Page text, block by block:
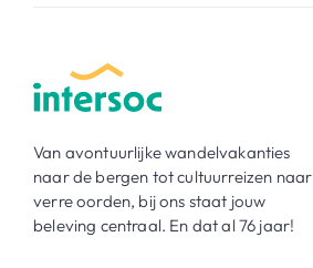
Van avontuurlijke wandelvakanties
naar de bergen tot cultuurreizen naar
verre oorden, bij ons staat jouw
beleving centraal. En dat al 76 jaar!